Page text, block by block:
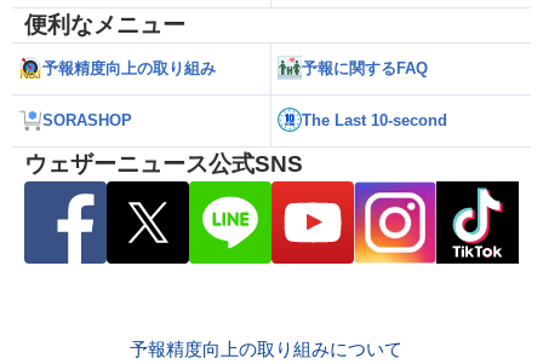
便利なメニュー
予報精度向上の取り組み 予報に関するFAQ
SORASHOP The Last 10-second
ウェザーニュース公式SNS
予報精度向上の取り組みについて